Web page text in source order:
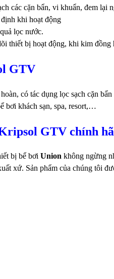
các cặn bẩn, vi khuẩn, đem lại
khi hoạt động
lọc nước.
thiết bị hoạt động, khi kim
GTV
có tác dụng lọc sạch cặn
bơi khách sạn, spa, resort,…
GTV chính
bị bể bơi Union không ngừng
xứ. Sản phẩm của chúng tôi